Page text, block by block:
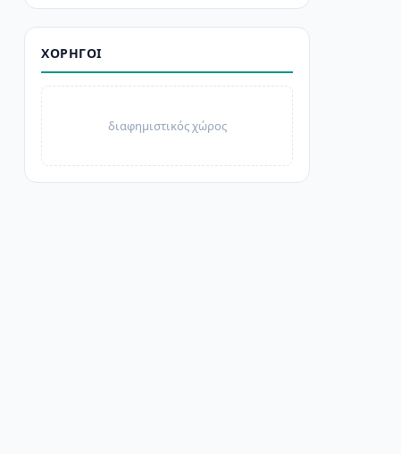
ΧΟΡΗΓΟΊ
διαφημιστικός χώρος